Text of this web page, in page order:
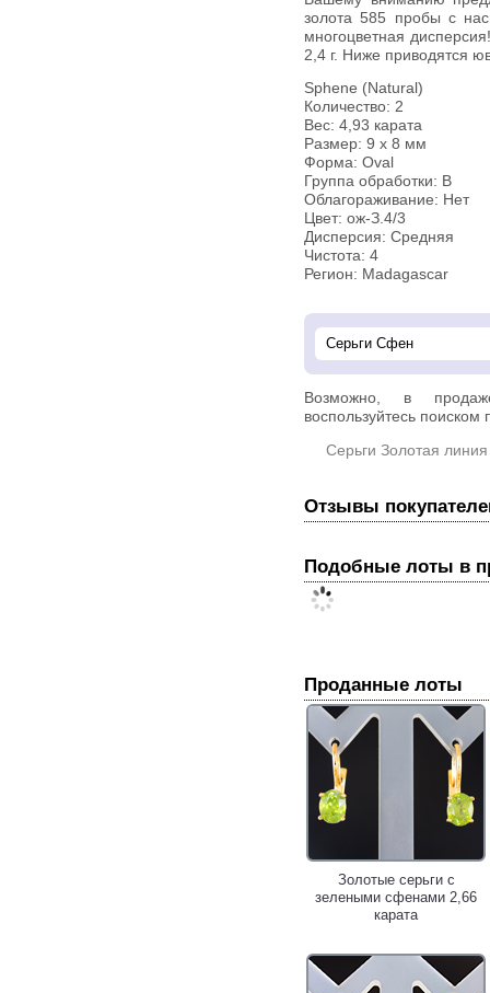
золота 585 пробы с
многоцветная
2,4 г. Ниже приводятся
Sphene (Natural)
Количество: 2
Вес: 4,93 карата
Размер: 9 х 8 мм
Форма: Oval
Группа обработки: В
Облагораживание: Нет
Цвет: ож-З.4/3
Дисперсия: Средняя
Чистота: 4
Регион: Madagascar
Возможно, в
воспользуйтесь поиском
Серьги Золотая линия
Отзывы
Подобные лоты в
Проданные лоты
Золотые серьги с
зелеными сфенами 2,66
карата